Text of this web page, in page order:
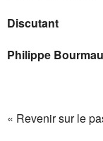
Discutant
Philippe
« Revenir sur le